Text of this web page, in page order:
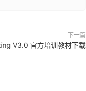
下一篇
V3.0 官方培训教材下载